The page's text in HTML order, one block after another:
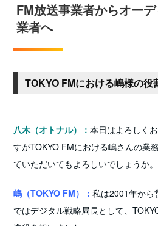
FM放送事業者からオー
業者へ
TOKYO FMにおける嶋様の役
八木（オトナル）：本日はよろしく
すがTOKYO FMにおける嶋さんの業
ていただいてもよろしいでしょうか。
嶋（TOKYO FM）：私は2001年から
ではデジタル戦略局長として、